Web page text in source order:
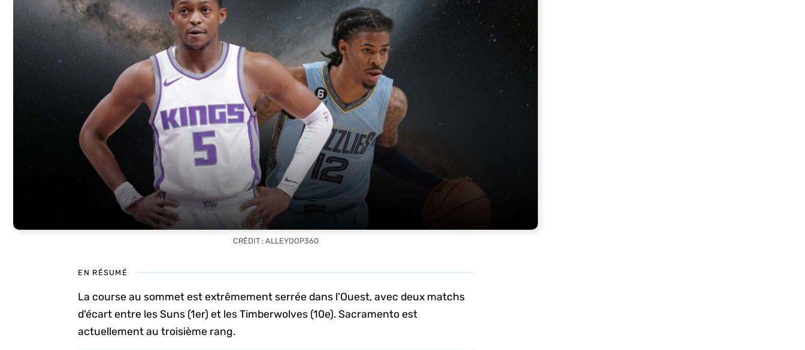
CRÉDIT : ALLEYOOP360
EN RÉSUMÉ
La course au sommet est extrêmement serrée dans l'Ouest, avec deux matchs
d'écart entre les Suns (1er) et les Timberwolves (10e). Sacramento est
actuellement au troisième rang.